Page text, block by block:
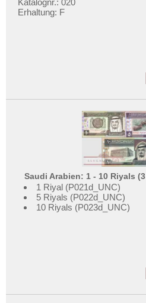
Tadschikistan
Vereinigte Arabische
Testbanknoten
Preislisten
Ankauf
Erhaltungsgrade
Zahlungsbedingungen
Erhaltung: F
Saudi Arabien: 1 - 10 Riyals
1 Riyal (P021d_UNC)
5 Riyals (P022d_UNC)
10 Riyals (P023d_UNC)